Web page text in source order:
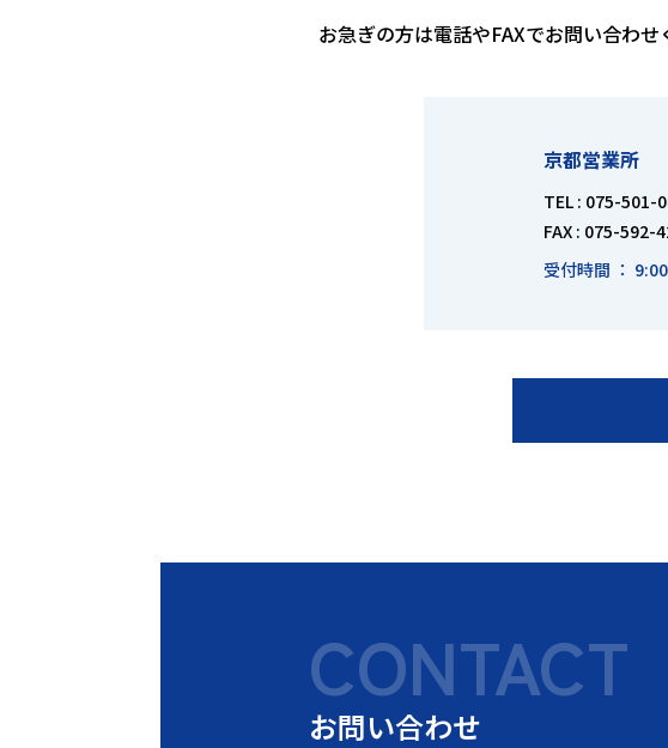
お急ぎの方は電話やFAXでお問い合わ
京都営業所
TEL : 075-501-
FAX : 075-592-
受付時間 ：
CONTACT
お問い合わせ